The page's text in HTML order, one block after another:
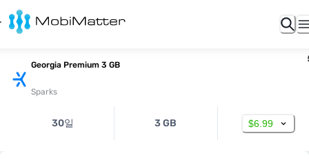
Georgia Premium 3 GB
Sparks
30일 3 GB $6.99